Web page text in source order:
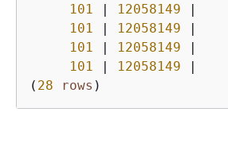
101
| 12058149 |
101
| 12058149 |
101
| 12058149 |
101
| 12058149 |
( 28 rows )